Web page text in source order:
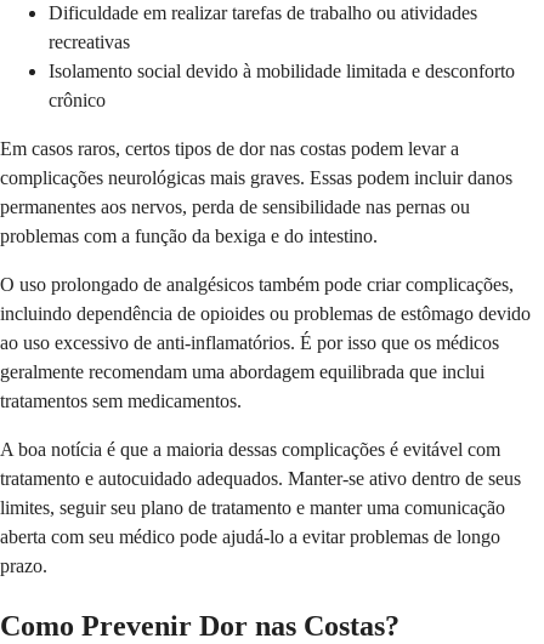
Dificuldade em realizar tarefas de trabalho ou atividades
recreativas
Isolamento social devido à mobilidade limitada e desconforto
crônico
Em casos raros, certos tipos de dor nas costas podem levar a
complicações neurológicas mais graves. Essas podem incluir danos
permanentes aos nervos, perda de sensibilidade nas pernas ou
problemas com a função da bexiga e do intestino.
O uso prolongado de analgésicos também pode criar complicações,
incluindo dependência de opioides ou problemas de estômago devido
ao uso excessivo de anti-inflamatórios. É por isso que os médicos
geralmente recomendam uma abordagem equilibrada que inclui
tratamentos sem medicamentos.
A boa notícia é que a maioria dessas complicações é evitável com
tratamento e autocuidado adequados. Manter-se ativo dentro de seus
limites, seguir seu plano de tratamento e manter uma comunicação
aberta com seu médico pode ajudá-lo a evitar problemas de longo
prazo.
Como Prevenir Dor nas Costas?